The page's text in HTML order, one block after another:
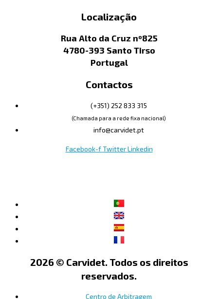
Localização
Rua Alto da Cruz nº825
4780-393 Santo Tirso
Portugal
Contactos
(+351) 252 833 315
(Chamada para a rede fixa nacional)
info@carvidet.pt
Facebook-f Twitter Linkedin
2026 © Carvidet. Todos os direitos
reservados.
Centro de Arbitragem